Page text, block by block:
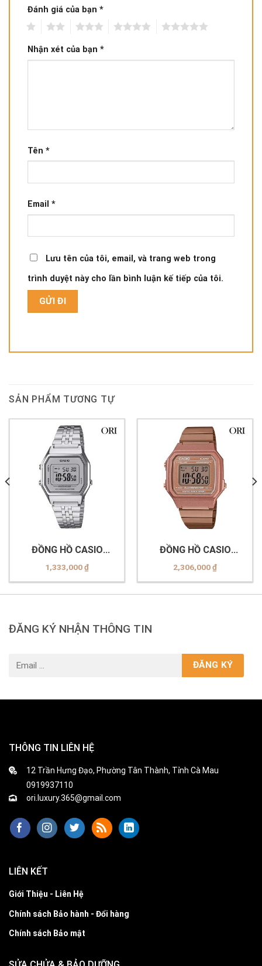
Đánh giá của bạn *
Nhận xét của bạn *
Tên *
Email *
Lưu tên của tôi, email, và trang web trong
trình duyệt này cho lần bình luận kế tiếp của tôi.
SẢN PHẨM TƯƠNG TỰ
ĐỒNG HỒ CASIO
LA680WA-7DF
1,333,000₫
ĐỒNG HỒ CASIO
B650WC-5ADF
2,306,000₫
ĐĂNG KÝ NHẬN THÔNG TIN
THÔNG TIN LIÊN HỆ
12 Trần Hưng Đạo, Phường Tân Thành, Tỉnh Cà Mau
0919937110
ori.luxury.365@gmail.com
LIÊN KẾT
Giới Thiệu - Liên Hệ
Chính sách Bảo hành - Đổi hàng
Chính sách Bảo mật